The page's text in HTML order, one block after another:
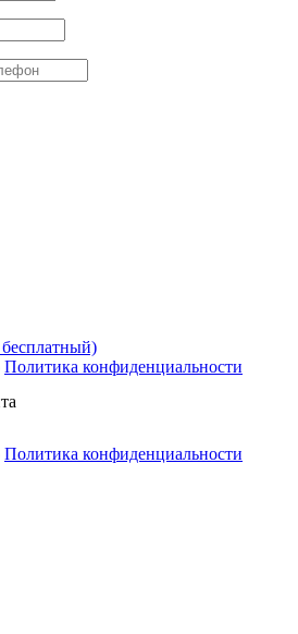
Политика конфиденциальности
Политика конфиденциальности